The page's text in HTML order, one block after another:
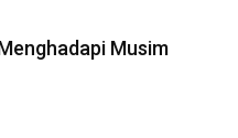
Musim